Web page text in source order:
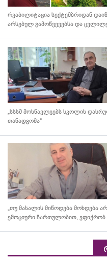
რეაბილიტაცია სექტემბრიდან
არსებულ გამოწვევებსა და
„სსსმ მოსწავლეებს სკოლის
თანადგომა“
„თუ მასალის მიწოდება მოხდება
ემოციური ჩართულობით, ვფიქრობ